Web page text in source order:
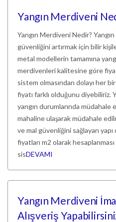
Yangın Merdiveni
Yangın Merdiveni Nedir?
güvenliğini artırmak için bilir
metal modellerin tamamına
merdivenleri kalitesine göre
sistem olmasından dolayı her
fiyatı farklı olduğunu diyebiliriz.
yangın durumlarında müdahale
mahaline ulaşarak müdahale
ve mal güvenliğini sağlayan yapı
fiyatları m2 olarak
sisDEVAMI
Yangın Merdiveni
Alışveriş